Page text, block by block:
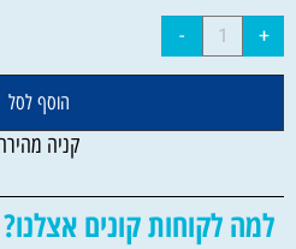
הוסף לסל
קניה מהירה
למה לקוחות קונים אצלנו?